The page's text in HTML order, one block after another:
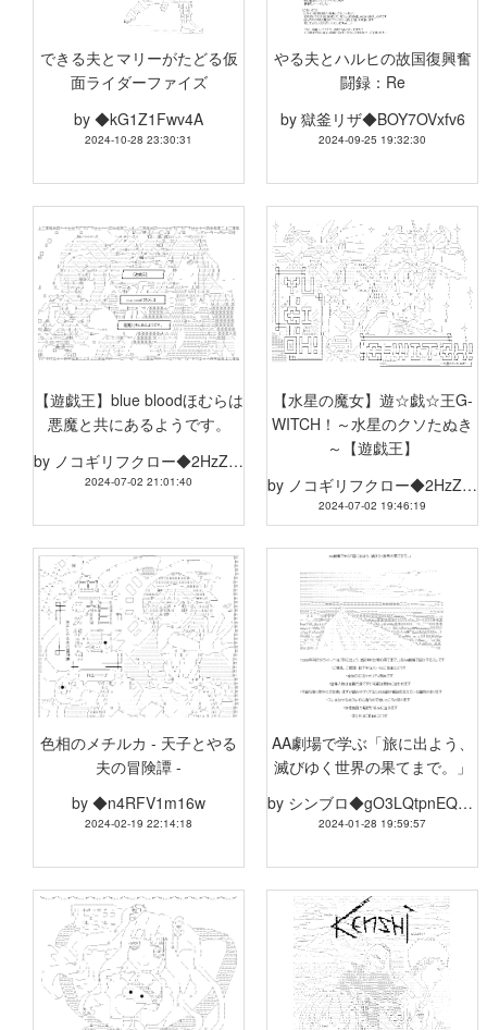
できる夫とマリーがたどる仮
面ライダーファイズ
by ◆kG1Z1Fwv4A
2024-10-28 23:30:31
やる夫とハルヒの故国復興奮
闘録：Re
by 獄釜リザ◆BOY7OVxfv6
2024-09-25 19:32:30
【遊戯王】blue bloodほむらは
悪魔と共にあるようです。
by ノコギリフクロー◆2HzZvIFA66
2024-07-02 21:01:40
【水星の魔女】遊☆戯☆王G-
WITCH！～水星のクソたぬき
～【遊戯王】
by ノコギリフクロー◆2HzZvIFA66
2024-07-02 19:46:19
色相のメチルカ - 天子とやる
夫の冒険譚 -
by ◆n4RFV1m16w
2024-02-19 22:14:18
AA劇場で学ぶ「旅に出よう、
滅びゆく世界の果てまで。」
by シンブロ◆gO3LQtpnEQQ3
2024-01-28 19:59:57